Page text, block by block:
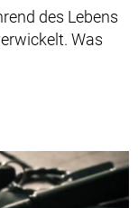
des Lebens
Was